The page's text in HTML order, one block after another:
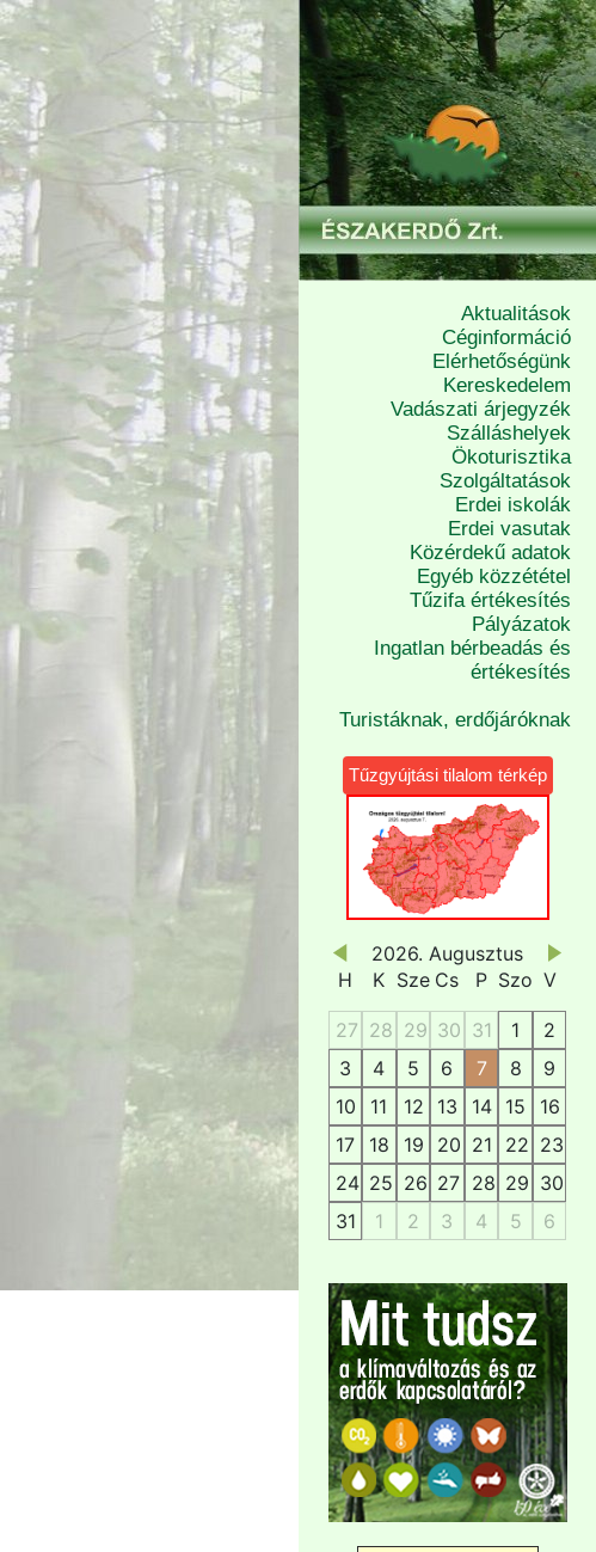
Aktualitások
Céginformáció
Elérhetőségünk
Kereskedelem
Vadászati árjegyzék
Szálláshelyek
Ökoturisztika
Szolgáltatások
Erdei iskolák
Erdei vasutak
Közérdekű adatok
Egyéb közzététel
Tűzifa értékesítés
Pályázatok
Ingatlan bérbeadás és
értékesítés
Turistáknak, erdőjáróknak
Tűzgyújtási tilalom térkép
2026. Augusztus
H
K Sze Cs P Szo V
27 28 29 30 31 1
2
3
4 5 6 7 8
9
10
11 12 13 14 15
16
17
18 19 20 21 22 23
24 25 26 27 28 29 30
31
1 2 3 4 5 6